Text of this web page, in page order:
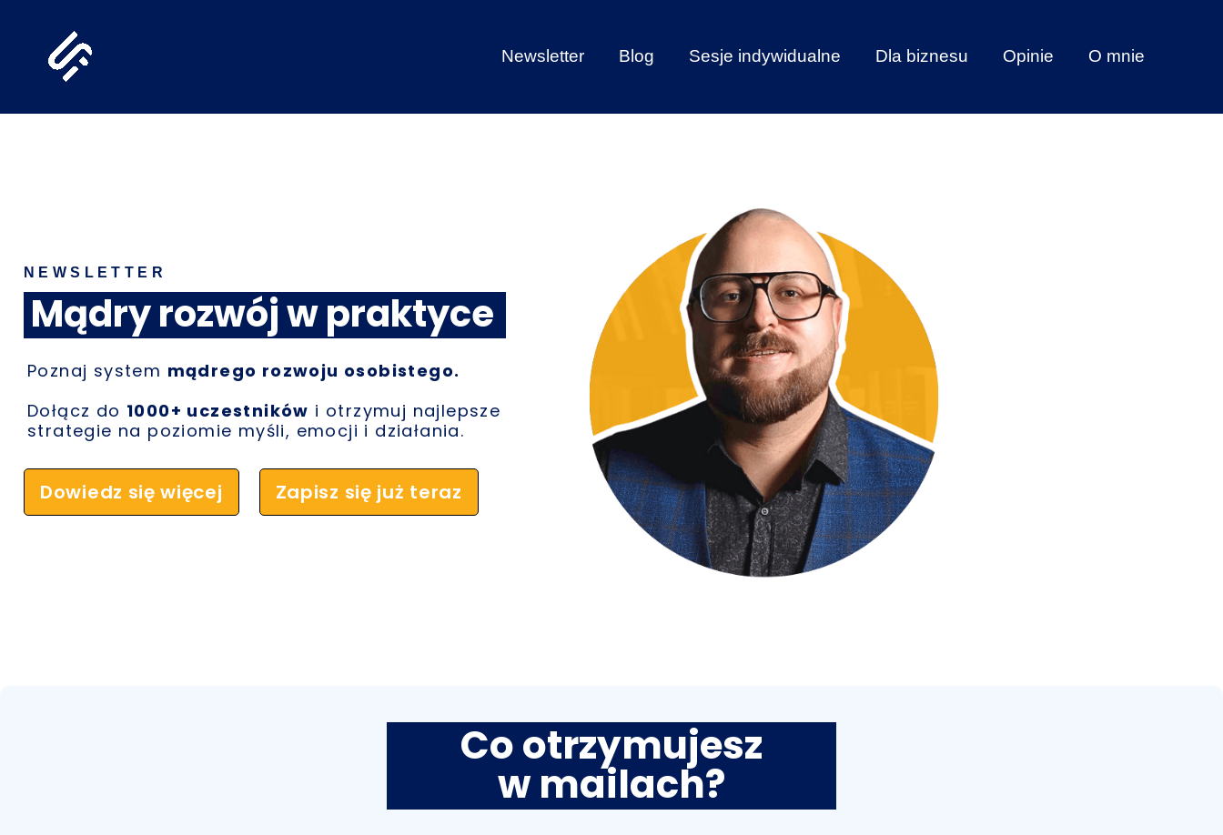
Newsletter Blog Sesje indywidualne Dla biznesu Opinie O mnie
NEWSLETTER
Mądry rozwój w praktyce
Poznaj system mądrego rozwoju osobistego.
Dołącz do 1000+ uczestników i otrzymuj najlepsze
strategie na poziomie myśli, emocji i działania.
Dowiedz się więcej Zapisz się już teraz
Co otrzymujesz
w mailach?